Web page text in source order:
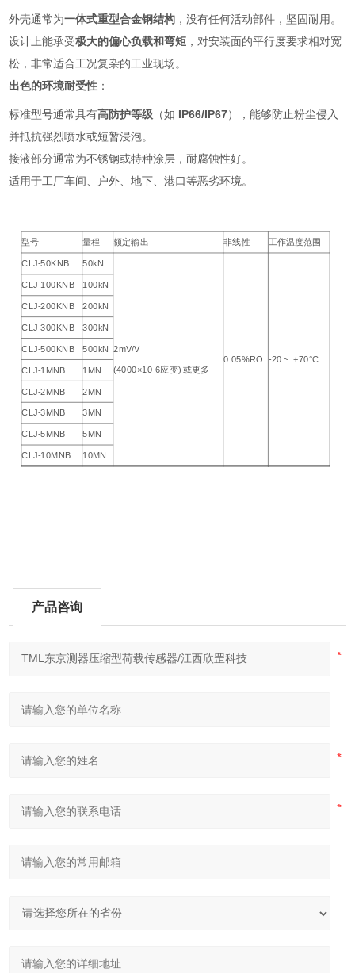
外壳通常为一体式重型合金钢结构 ，没有任何活动部件，坚固耐用。
设计上能承受极大的偏心负载和弯矩 ，对安装面的平行度要求相对宽
松，非常适合工况复杂的工业现场。
出色的环境耐受性 ：
标准型号通常具有高防护等级 （如 IP66/IP67），能够防止粉尘侵入
并抵抗强烈喷水或短暂浸泡。
接液部分通常为不锈钢或特种涂层，耐腐蚀性好。
适用于工厂车间、户外、地下、港口等恶劣环境。
型号 量程 额定输出 非线性 工作温度范围
CLJ-50KNB 50kN
2mV/V
(4000×10-6应变) 或更多
0.05%RO -20 ~ +70°C
CLJ-100KNB 100kN
CLJ-200KNB 200kN
CLJ-300KNB 300kN
CLJ-500KNB 500kN
CLJ-1MNB 1MN
CLJ-2MNB 2MN
CLJ-3MNB 3MN
CLJ-5MNB 5MN
CLJ-10MNB 10MN
产品咨询